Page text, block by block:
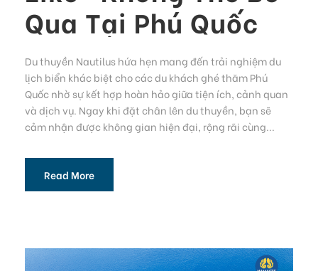
Qua Tại Phú Quốc
Du thuyền Nautilus hứa hẹn mang đến trải nghiệm du
lịch biển khác biệt cho các du khách ghé thăm Phú
Quốc nhờ sự kết hợp hoàn hảo giữa tiện ích, cảnh quan
và dịch vụ. Ngay khi đặt chân lên du thuyền, bạn sẽ
cảm nhận được không gian hiện đại, rộng rãi cùng...
Read More